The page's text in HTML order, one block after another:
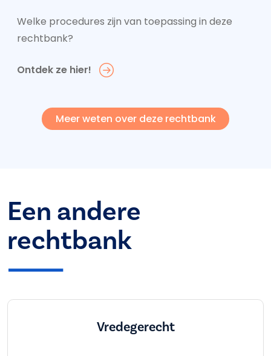
Welke procedures zijn van toepassing in deze
rechtbank?
Ontdek ze hier!
Meer weten over deze rechtbank
Een andere
rechtbank
Vredegerecht